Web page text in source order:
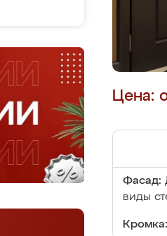
Цена:
Фасад:
виды
Кромка: